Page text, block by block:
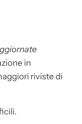
in
riviste di